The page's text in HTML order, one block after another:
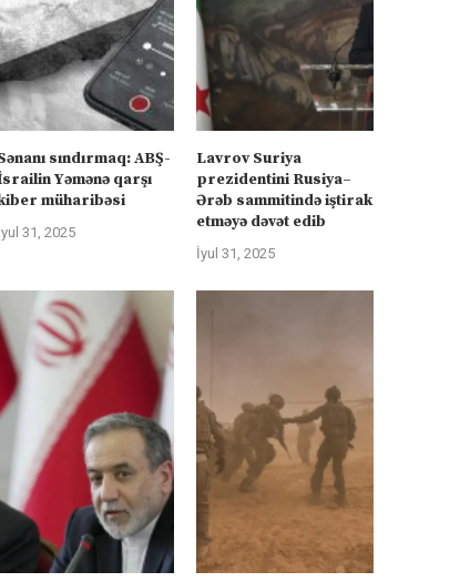
sındırmaq: ABŞ-
Yəmənə qarşı
müharibəsi
31, 2025
Lavrov Suriya
prezidentini Rusiya–
Ərəb sammitində iştirak
etməyə dəvət edib
İyul 31, 2025